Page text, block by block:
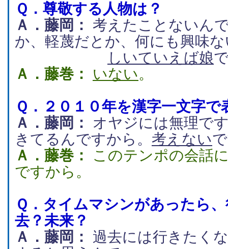
Ｑ． 尊敬する人物は？
Ａ．藤岡：
か、軽蔑だとか、何にも興味
しいていえば娘
Ａ．藤巻：
いない。
Ｑ． ２０１０年を漢字一文字で
Ａ．藤岡：
きてるんですから。 考えない
Ａ．藤巻：
ですから。
Ｑ． タイムマシンがあったら
去？未来？
Ａ．藤岡：